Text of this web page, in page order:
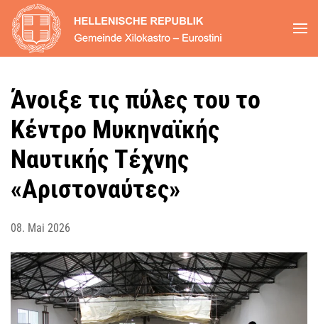
Zum Hauptinhalt springen
Άνοιξε τις πύλες του το
Κέντρο Μυκηναϊκής
Ναυτικής Τέχνης
«Αριστοναύτες»
08. Mai 2026